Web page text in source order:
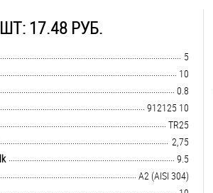
17.48 РУБ.
5
10
0.8
912125 10
TR25
2,75
9.5
А2 (AISI 304)